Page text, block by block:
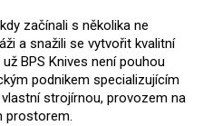
začínali s několika ne
a snažili se vytvořit kvalitní
BPS Knives není pouhou
podnikem specializujícím
strojírnou, provozem na
prostorem.